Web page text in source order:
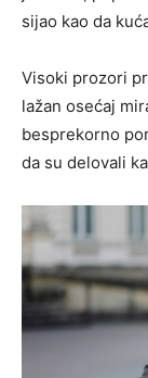
sijao kao da
Visoki prozori
lažan osećaj
besprekorno
da su delovali